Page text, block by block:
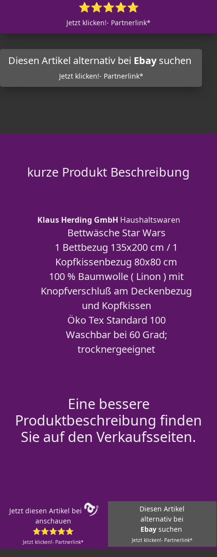
⭐⭐⭐⭐⭐
Jetzt klicken!- Partnerlink*
Diesen Artikel alternativ bei Ebaysuchen
Jetzt klicken!- Partnerlink*
kurze Produkt Beschreibung
Klaus Herding GmbH Haushaltswaren
Bettwäsche Star Wars
1 Bettbezug 135x200 cm / 1
Kopfkissenbezug 80x80 cm
100 % Baumwolle ( Linon ) mit
Knopfverschluß am Deckenbezug
und Kopfkissen
Öko Tex Standard 100
Waschbar bei 60 Grad;
trocknergeeignet
Eine bessere
Produktbeschreibung finden
Sie auf den Verkaufsseiten.
Jetzt diesen Artikel bei
anschauen
⭐⭐⭐⭐⭐
Jetzt klicken!- Partnerlink*
Diesen Artikel
alternativ bei
Ebay suchen
Jetzt klicken!- Partnerlink*